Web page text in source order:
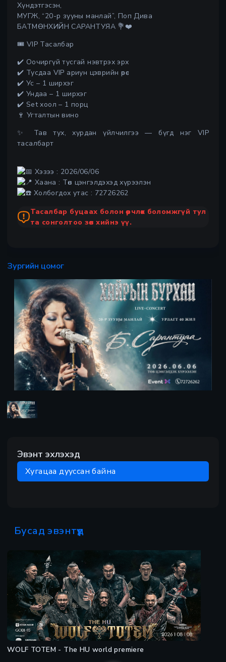
Хүндэтгэсэн,
МУГЖ, “20-р зууны манлай”, Поп Дива
БАТМӨНХИЙН САРАНТУЯА 💐❤️
🎟️ VIP Тасалбар
✔️ Оочиргүй тусгай нэвтрэх эрх
✔️ Тусдаа VIP ариун цэврийн өрөө
✔️ Ус – 1 ширхэг
✔️ Ундаа – 1 ширхэг
✔️ Set хоол – 1 порц
🍷 Угталтын вино
✨ Тав тух, хурдан үйлчилгээ — бүгд нэг VIP
тасалбарт
Хэзээ : 2026/06/06
Хаана : Төв цэнгэлдэхэд хүрээлэн
Холбогдох утас : 72726262
Тасалбар буцаах болон өөрчлөх боломжгүй тул
та сонголтоо зөв хийнэ үү.
Зургийн цомог
Эвэнт эхлэхэд
Хугацаа дууссан байна
Бусад эвэнтүүд
WOLF TOTEM - The HU world premiere